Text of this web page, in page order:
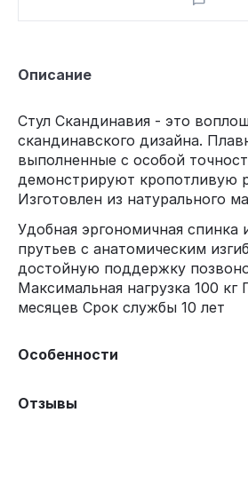
Описание
Стул Скандинавия - это
скандинавского дизайна.
выполненные с особой
демонстрируют кропотливую
Изготовлен из натурального
Удобная эргономичная спинка
прутьев с анатомическим
достойную поддержку
Максимальная нагрузка 100 кг
месяцев Срок службы 10 лет
Особенности
Отзывы